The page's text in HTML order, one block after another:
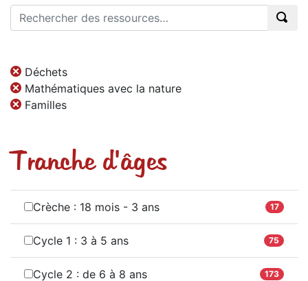
Déchets
Mathématiques avec la nature
Familles
Tranche d'âges
Crèche : 18 mois - 3 ans 17
Cycle 1 : 3 à 5 ans 75
Cycle 2 : de 6 à 8 ans 173